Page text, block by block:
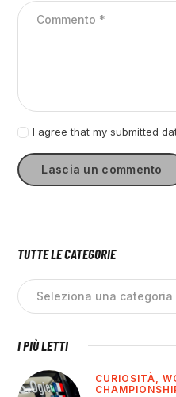
I agree that my submitted
TUTTE LE CATEGORIE
I PIÙ LETTI
CURIOSITÀ,